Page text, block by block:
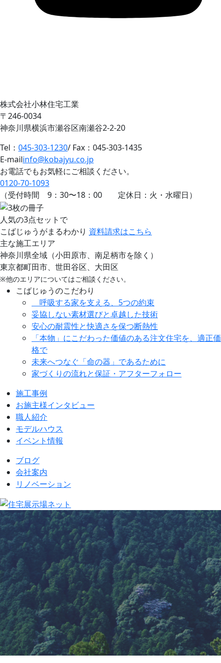
株式会社小林住宅工業
〒246-0034
神奈川県横浜市瀬谷区南瀬谷2-2-20
Tel： 045-303-1230/ Fax：045-303-1435
E-mailinfo@kobajyu.co.jp
お電話でもお気軽にご相談ください。
0120-70-1093
（受付時間 9：30〜18：00 定休日：火・水曜日）
人気の3点セットで
こばじゅうがまるわかり 資料請求はこちら
主な施工エリア
神奈川県全域（小田原市、南足柄市を除く）
東京都町田市、世田谷区、大田区
※他のエリアについてはご相談ください。
こばじゅうのこだわり
呼吸する家を支える、5つの約束
妥協しない素材選びと卓越した技術
安心の耐震性と快適さを保つ断熱性
「本物」にこだわった価値のある注文住宅を、適正価
格で
未来へつなぐ「命の器」であるために
家づくりの流れと保証・アフターフォロー
施工事例
お施主様インタビュー
職人紹介
モデルハウス
イベント情報
ブログ
会社案内
リノベーション